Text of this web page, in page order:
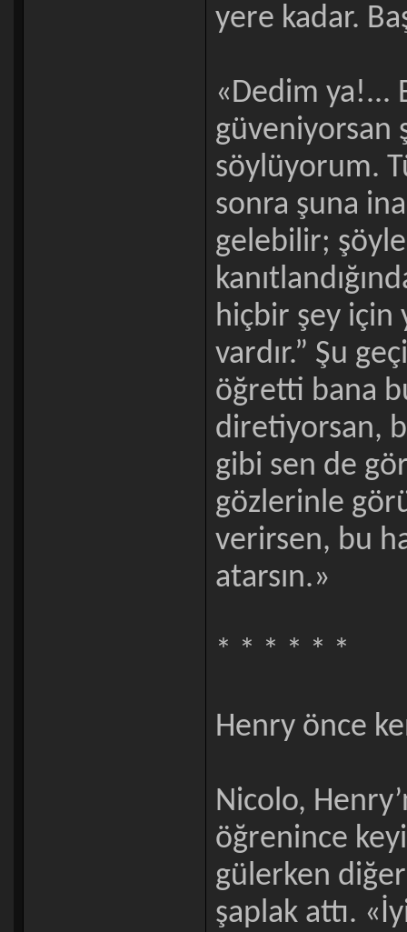
yere kadar.
«Dedim ya!...
güveniyorsan
söylüyorum.
sonra şuna
gelebilir;
hiçbir şey için
vardır.” Şu
öğretti bana
diretiyorsan,
gibi sen de
gözlerinle
verirsen, bu
atarsın.»
* * * * * *
Henry önce
Nicolo,
öğrenince
gülerken
şaplak attı.